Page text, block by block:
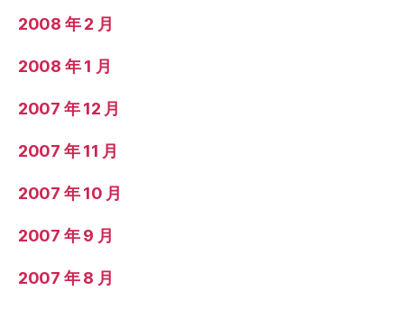
2008 年 2 月
2008 年 1 月
2007 年 12 月
2007 年 11 月
2007 年 10 月
2007 年 9 月
2007 年 8 月